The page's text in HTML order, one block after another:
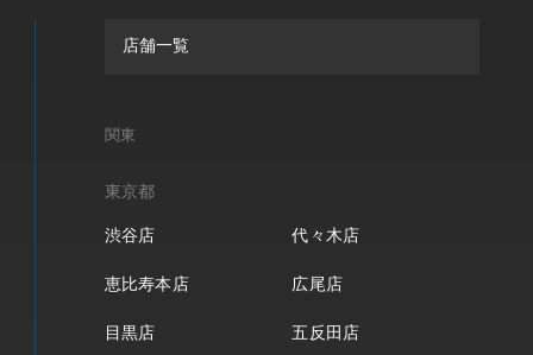
店舗一覧
関東
東京都
渋谷店 代々木店
恵比寿本店 広尾店
目黒店 五反田店